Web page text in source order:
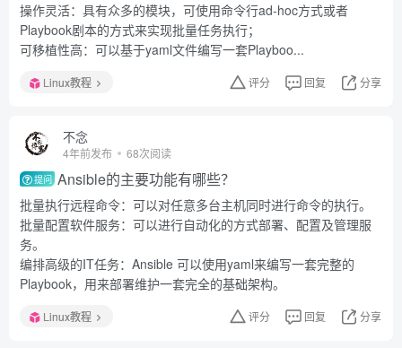
操作灵活：具有众多的模块，可使用命令行ad-hoc方式或者
Playbook剧本的方式来实现批量任务执行；
可移植性高：可以基于yaml文件编写一套Playboo...
Linux教程 评分 回复 分享
不念
4年前发布 68次阅读
提问 Ansible的主要功能有哪些？
批量执行远程命令：可以对任意多台主机同时进行命令的执行。
批量配置软件服务：可以进行自动化的方式部署、配置及管理服
务。
编排高级的IT任务：Ansible 可以使用yaml来编写一套完整的
Playbook，用来部署维护一套完全的基础架构。
Linux教程 评分 回复 分享